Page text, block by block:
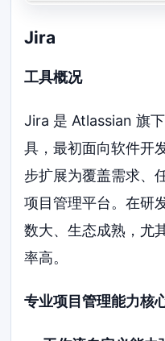
Jira
工具概况
Jira 是 Atlassian 旗
具，最初面向软件开
步扩展为覆盖需求、
项目管理平台。在研
数大、生态成熟，尤
率高。
专业项目管理能力核